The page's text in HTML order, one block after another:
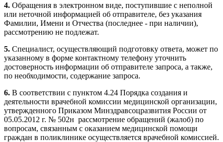
4. Обращения в электронном виде, поступившие с неполной
или неточной информацией об отправителе, без указания
Фамилии, Имени и Отчества (последнее - при наличии),
рассмотрению не подлежат.
5. Специалист, осуществляющий подготовку ответа, может по
указанному в форме контактному телефону уточнить
достоверность информации об отправителе запроса, а также,
по необходимости, содержание запроса.
6. В соответствии с пунктом 4.24 Порядка создания и
деятельности врачебной комиссии медицинской организации,
утвержденного Приказом Минздравсоцразвития России от
05.05.2012 г. № 502н рассмотрение обращений (жалоб) по
вопросам, связанным с оказанием медицинской помощи
граждан в поликлинике осуществляется врачебной комиссией.